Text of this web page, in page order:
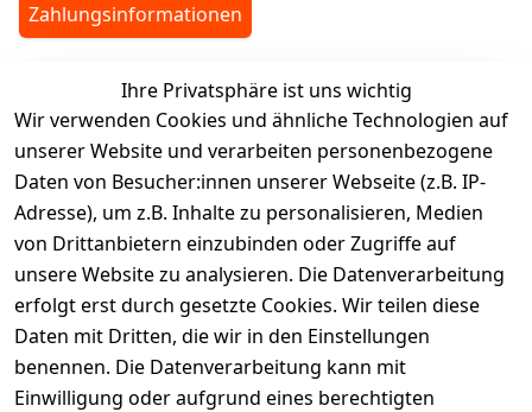
Zahlungsinformationen
legalDetails
Ihre Privatsphäre ist uns wichtig
Wir verwenden Cookies und ähnliche Technologien auf
unserer Website und verarbeiten personenbezogene
Daten von Besucher:innen unserer Webseite (z.B. IP-
Adresse), um z.B. Inhalte zu personalisieren, Medien
von Drittanbietern einzubinden oder Zugriffe auf
unsere Website zu analysieren. Die Datenverarbeitung
erfolgt erst durch gesetzte Cookies. Wir teilen diese
Daten mit Dritten, die wir in den Einstellungen
benennen. Die Datenverarbeitung kann mit
Einwilligung oder aufgrund eines berechtigten
Rechtliches
AGB
Impressum
Datenschutze
rklärung
Services
Kontakt
Registrieren
Retourenpo
rtal